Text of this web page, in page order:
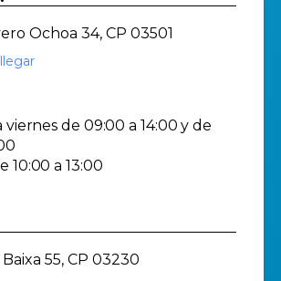
Ochoa 34, CP 03501
viernes de 09:00 a 14:00 y de
10:00 a 13:00
55, CP 03230